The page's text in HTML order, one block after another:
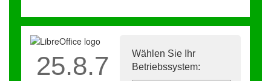
Wählen Sie Ihr
Betriebssystem:
25.8.7